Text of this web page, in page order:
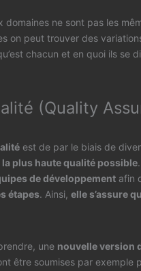
domaines ne sont pas les
on peut trouver des
chacun et en quoi ils se
(Quality
est de par le biais de
la plus haute qualité possible
de développement afin
étapes. Ainsi, elle s’assure
une nouvelle version
être soumises par exemple